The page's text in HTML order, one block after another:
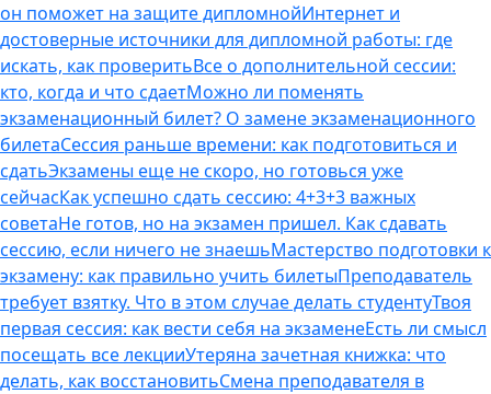
он поможет на защите дипломнойИнтернет и
достоверные источники для дипломной работы: где
искать, как проверитьВсе о дополнительной сессии:
кто, когда и что сдаетМожно ли поменять
экзаменационный билет? О замене экзаменационного
билетаСессия раньше времени: как подготовиться и
сдатьЭкзамены еще не скоро, но готовься уже
сейчасКак успешно сдать сессию: 4+3+3 важных
советаНе готов, но на экзамен пришел. Как сдавать
сессию, если ничего не знаешьМастерство подготовки к
экзамену: как правильно учить билетыПреподаватель
требует взятку. Что в этом случае делать студентуТвоя
первая сессия: как вести себя на экзаменеЕсть ли смысл
посещать все лекцииУтеряна зачетная книжка: что
делать, как восстановитьСмена преподавателя в